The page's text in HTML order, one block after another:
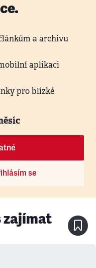
a archivu
aplikaci
pro blízké
se
zajímat